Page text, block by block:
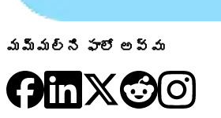
మమ్మల్ని ఫాలో అవ్వు